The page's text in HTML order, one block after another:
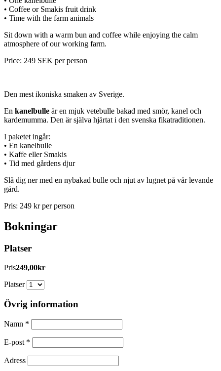
• Coffee or Smakis fruit drink
• Time with the farm animals
Sit down with a warm bun and coffee while enjoying the calm
atmosphere of our working farm.
Price: 249 SEK per person
Den mest ikoniska smaken av Sverige.
En kanelbulle är en mjuk vetebulle bakad med smör, kanel och
kardemumma. Den är själva hjärtat i den svenska fikatraditionen.
I paketet ingår:
• En kanelbulle
• Kaffe eller Smakis
• Tid med gårdens djur
Slå dig ner med en nybakad bulle och njut av lugnet på vår levande
gård.
Pris: 249 kr per person
Bokningar
Platser
Pris249,00kr
Platser
Övrig information
Namn *
E-post *
Adress